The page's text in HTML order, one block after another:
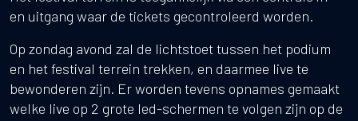
en uitgang waar de tickets gecontroleerd worden.
Op zondag avond zal de lichtstoet tussen het podium
en het festival terrein trekken, en daarmee live te
bewonderen zijn. Er worden tevens opnames gemaakt
welke live op 2 grote led-schermen te volgen zijn op de